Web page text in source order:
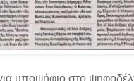
υποψήφιο στο